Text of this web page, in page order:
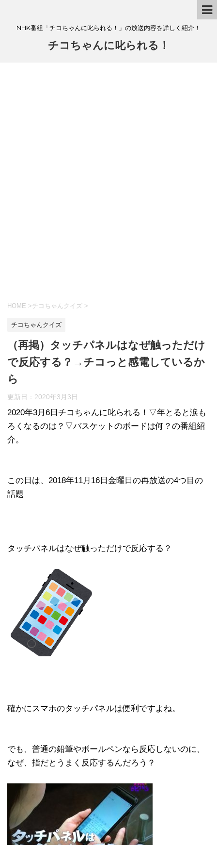
NHK番組「チコちゃんに叱られる！」の放送内容を詳しく紹介！
チコちゃんに叱られる！
HOME >チコちゃんクイズ >
チコちゃんクイズ
（再掲）タッチパネルはなぜ触っただけ
で反応する？→チコっと感電しているか
ら
更新日： 2020年3月3日
2020年3月6日チコちゃんに叱られる！▽年とると涙も
ろくなるのは？▽バスケットのボードは何？の番組紹
介。
この日は、2018年11月16日金曜日の再放送の4つ目の
話題
タッチパネルはなぜ触っただけで反応する？
確かにスマホのタッチパネルは便利ですよね。
でも、普通の鉛筆やボールペンなら反応しないのに、
なぜ、指だとうまく反応するんだろう？